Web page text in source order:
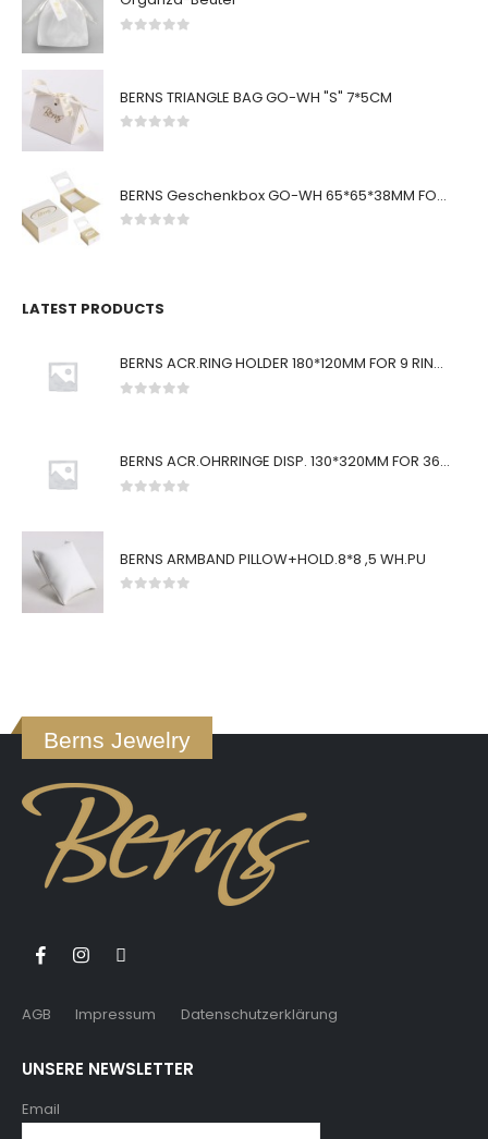
BERNS TRIANGLE BAG GO-WH "S" 7*5CM
BERNS Geschenkbox GO-WH 65*65*38MM FOR SMALL SETS
LATEST PRODUCTS
BERNS ACR.RING HOLDER 180*120MM FOR 9 RINGS
BERNS ACR.OHRRINGE DISP. 130*320MM FOR 36 PAIRS
BERNS ARMBAND PILLOW+HOLD.8*8 ,5 WH.PU
Berns Jewelry
AGB Impressum Datenschutzerklärung
UNSERE NEWSLETTER
Email